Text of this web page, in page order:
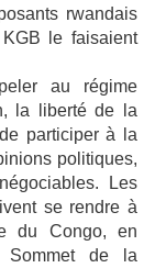
rwandais
le faisaient
au régime
la liberté de la
participer à la
politiques,
Les
se rendre à
du Congo, en
Sommet de la